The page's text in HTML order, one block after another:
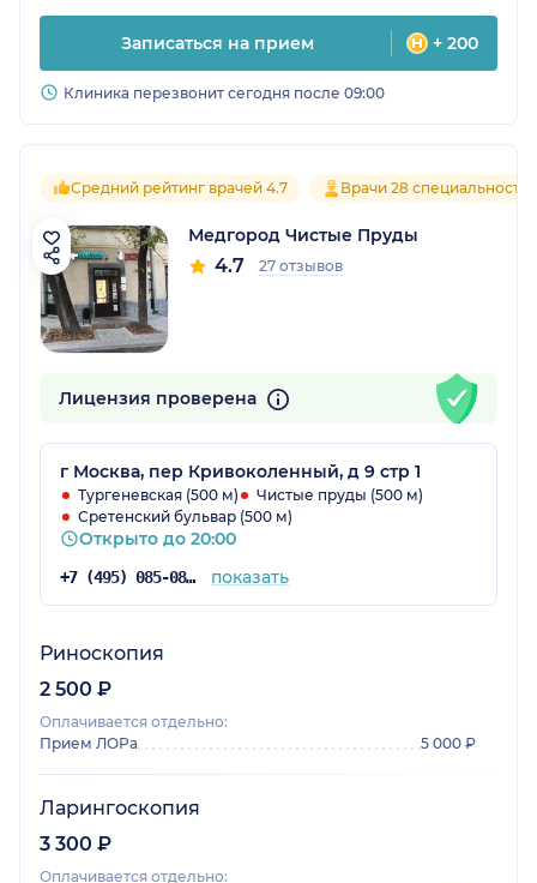
Записаться на прием + 200
Клиника перезвонит сегодня после 09:00
Средний рейтинг врачей 4.7 Врачи 28
Медгород Чистые Пруды
4.7 27 отзывов
Лицензия проверена
г Москва, пер Кривоколенный, д 9 стр 1
Тургеневская (500 м)
Чистые пруды (500 м)
Сретенский бульвар (500 м)
Открыто до 20:00
+7 (495) 085-08-58 показать
Риноскопия
2 500 ₽
Оплачивается отдельно:
Прием ЛОРа
5 000 ₽
Ларингоскопия
3 300 ₽
Оплачивается отдельно: